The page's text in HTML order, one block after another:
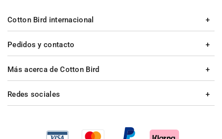
Pedidos y contacto
Más acerca de Cotton Bird
Cotton Bird internacional
Redes sociales